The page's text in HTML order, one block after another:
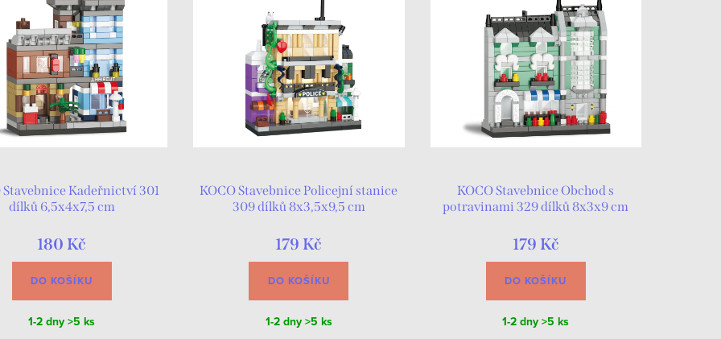
Stavebnice Kadeřnictví 301
dílků 6,5x4x7,5 cm
180 Kč
DO KOŠÍKU
1-2 dny>5 ks
KOCO Stavebnice Policejní stanice
309 dílků 8x3,5x9,5 cm
179 Kč
DO KOŠÍKU
1-2 dny>5 ks
KOCO Stavebnice Obchod s
potravinami 329 dílků 8x3x9 cm
179 Kč
DO KOŠÍKU
1-2 dny>5 ks